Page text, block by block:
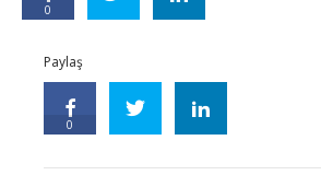
0
Paylaş
0